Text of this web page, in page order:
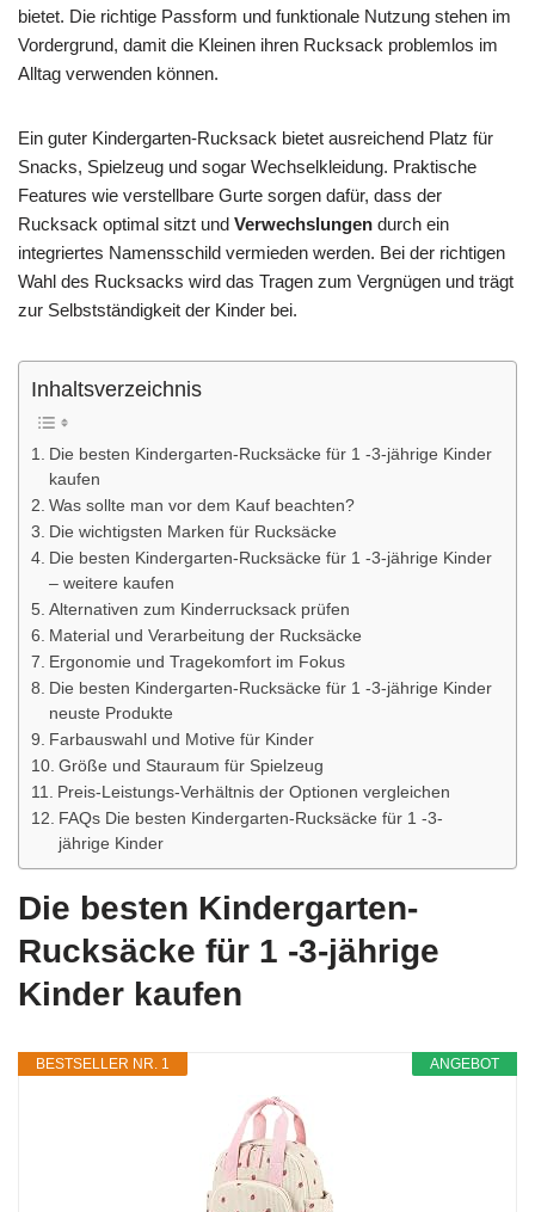
bietet. Die richtige Passform und funktionale Nutzung stehen im
Vordergrund, damit die Kleinen ihren Rucksack problemlos im
Alltag verwenden können.
Ein guter Kindergarten-Rucksack bietet ausreichend Platz für
Snacks, Spielzeug und sogar Wechselkleidung. Praktische
Features wie verstellbare Gurte sorgen dafür, dass der
Rucksack optimal sitzt und Verwechslungen durch ein
integriertes Namensschild vermieden werden. Bei der richtigen
Wahl des Rucksacks wird das Tragen zum Vergnügen und trägt
zur Selbstständigkeit der Kinder bei.
Inhaltsverzeichnis
Die besten Kindergarten-Rucksäcke für 1 -3-jährige Kinder
kaufen
Was sollte man vor dem Kauf beachten?
Die wichtigsten Marken für Rucksäcke
Die besten Kindergarten-Rucksäcke für 1 -3-jährige Kinder
– weitere kaufen
Alternativen zum Kinderrucksack prüfen
Material und Verarbeitung der Rucksäcke
Ergonomie und Tragekomfort im Fokus
Die besten Kindergarten-Rucksäcke für 1 -3-jährige Kinder
neuste Produkte
Farbauswahl und Motive für Kinder
Größe und Stauraum für Spielzeug
Preis-Leistungs-Verhältnis der Optionen vergleichen
FAQs Die besten Kindergarten-Rucksäcke für 1 -3-
jährige Kinder
Die besten Kindergarten-
Rucksäcke für 1 -3-jährige
Kinder kaufen
ANGEBOT
BESTSELLER NR. 1